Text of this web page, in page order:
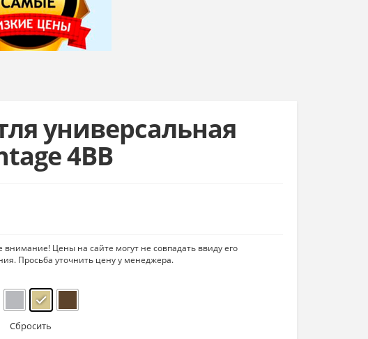
универсальная
4BB
внимание! Цены на сайте могут не совпадать ввиду его
Просьба уточнить цену у менеджера.
Сбросить